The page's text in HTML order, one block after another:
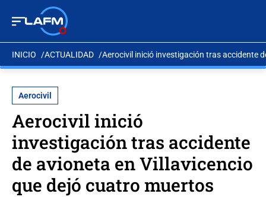
INICIO ACTUALIDAD Aerocivil inició investigación tras accidente
Aerocivil
Aerocivil inició
investigación tras accidente
de avioneta en Villavicencio
que dejó cuatro muertos